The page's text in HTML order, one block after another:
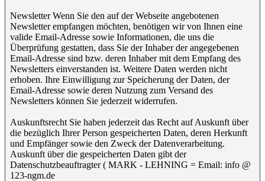
Newsletter Wenn Sie den auf der Webseite angebotenen
Newsletter empfangen möchten, benötigen wir von Ihnen eine
valide Email-Adresse sowie Informationen, die uns die
Überprüfung gestatten, dass Sie der Inhaber der angegebenen
Email-Adresse sind bzw. deren Inhaber mit dem Empfang des
Newsletters einverstanden ist. Weitere Daten werden nicht
erhoben. Ihre Einwilligung zur Speicherung der Daten, der
Email-Adresse sowie deren Nutzung zum Versand des
Newsletters können Sie jederzeit widerrufen.
Auskunftsrecht Sie haben jederzeit das Recht auf Auskunft über
die bezüglich Ihrer Person gespeicherten Daten, deren Herkunft
und Empfänger sowie den Zweck der Datenverarbeitung.
Auskunft über die gespeicherten Daten gibt der
Datenschutzbeauftragter ( MARK - LEHNING = Email: info @
123-ngm.de